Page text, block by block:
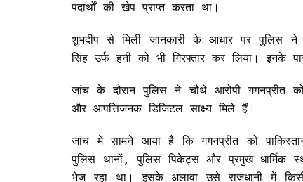
पदार्थों की खेप प्राप्त करता था।
शुभदीप से मिली जानकारी के आधार पर पुलिस
सिंह उर्फ हनी को भी गिरफ्तार कर लिया। इनके
जांच के दौरान पुलिस ने चौथे आरोपी गगनप्रीत
और आपत्तिजनक डिजिटल साक्ष्य मिले हैं।
जांच में सामने आया है कि गगनप्रीत को
पुलिस थानों, पुलिस पिकेट्स और प्रमुख धार्मिक
भेज रहा था। इसके अलावा उसे राजधानी में